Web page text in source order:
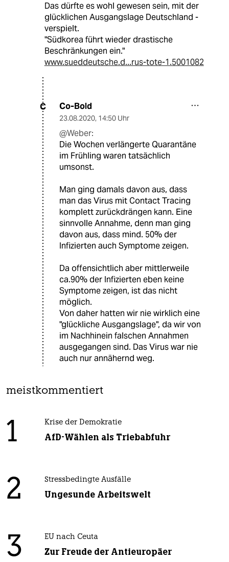
Das dürfte es wohl gewesen sein, mit der
glücklichen Ausgangslage Deutschland -
verspielt.
"Südkorea führt wieder drastische
Beschränkungen ein."
www.sueddeutsche.d...rus-tote-1.5001082
C Co-Bold
23.08.2020, 14:50 Uhr
@Weber:
Die Wochen verlängerte Quarantäne
im Frühling waren tatsächlich
umsonst.
Man ging damals davon aus, dass
man das Virus mit Contact Tracing
komplett zurückdrängen kann. Eine
sinnvolle Annahme, denn man ging
davon aus, dass mind. 50% der
Infizierten auch Symptome zeigen.
Da offensichtlich aber mittlerweile
ca.90% der Infizierten eben keine
Symptome zeigen, ist das nicht
möglich.
Von daher hatten wir nie wirklich eine
"glückliche Ausgangslage", da wir von
im Nachhinein falschen Annahmen
ausgegangen sind. Das Virus war nie
auch nur annähernd weg.
meistkommentiert
1 Krise der Demokratie
AfD-Wählen als Triebabfuhr
2 Stressbedingte Ausfälle
Ungesunde Arbeitswelt
3 EU nach Ceuta
Zur Freude der Antieuropäer